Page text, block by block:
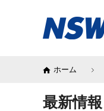
ホーム
最新情報